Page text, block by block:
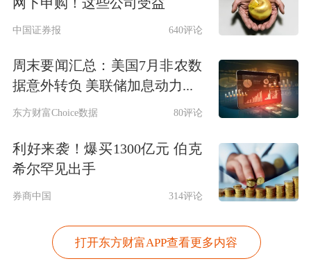
价，而非供需格局出现持续性收紧。其
扰动，并估算约10美元每桶的风险溢价
已计入油价。该行更偏好上游权重高且
示物流成本上升可能侵蚀炼化企业的利
润率。
据新华社报道，美国和以色列日前对伊
朗发动军事打击，战事仍在持续且有蔓
中国证券报 640评论
周末要闻汇总：美国7月非农数
据意外转负 美联储加息动力...
东方财富Choice数据 80评论
利好来袭！爆买1300亿元 伯克
希尔罕见出手
券商中国 314评论
打开东方财富APP查看更多内容